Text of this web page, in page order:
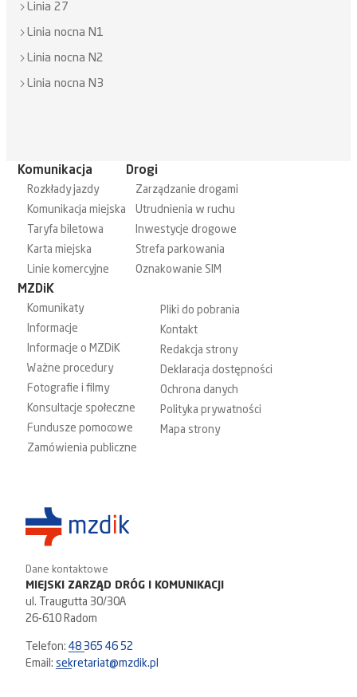
Linia 27
Linia nocna N1
Linia nocna N2
Linia nocna N3
Komunikacja
Rozkłady jazdy
Komunikacja miejska
Taryfa biletowa
Karta miejska
Linie komercyjne
Drogi
Zarządzanie drogami
Utrudnienia w ruchu
Inwestycje drogowe
Strefa parkowania
Oznakowanie SIM
MZDiK
Komunikaty
Informacje
Informacje o MZDiK
Ważne procedury
Fotografie i filmy
Konsultacje społeczne
Fundusze pomocowe
Zamówienia publiczne
Pliki do pobrania
Kontakt
Redakcja strony
Deklaracja dostępności
Ochrona danych
Polityka prywatności
Mapa strony
Dane kontaktowe
MIEJSKI ZARZĄD DRÓG I KOMUNIKACJI
ul. Traugutta 30/30A
26-610 Radom
Telefon:48 365 46 52
Email:sekretariat@mzdik.pl